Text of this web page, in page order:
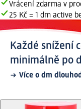
Vrácení zdarma v
25 Kč = 1 dm active
Každé snížení
minimálně po
Více o dm